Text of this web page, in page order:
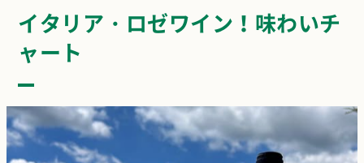
イタリア・ロゼワイン！味わいチ
ャート